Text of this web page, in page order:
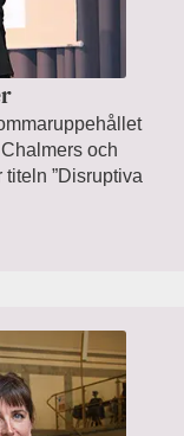
och
”Disruptiva